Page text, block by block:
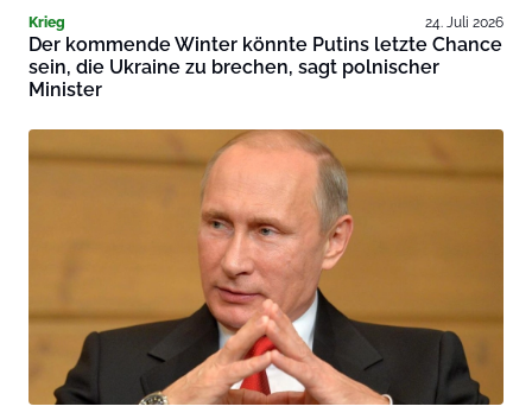
Krieg 24. Juli 2026
Der kommende Winter könnte Putins letzte Chance
sein, die Ukraine zu brechen, sagt polnischer
Minister